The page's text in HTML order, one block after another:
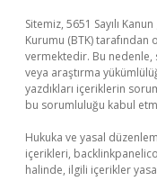
Sitemiz, 5651 Sayılı
Kurumu (BTK) tarafından
vermektedir. Bu
veya araştırma
yazdıkları içeriklerin
bu sorumluluğu kabul
Hukuka ve yasal
içerikleri,
halinde, ilgili içerikler